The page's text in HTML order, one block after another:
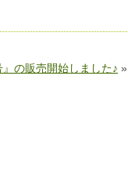
の販売開始しました♪ »